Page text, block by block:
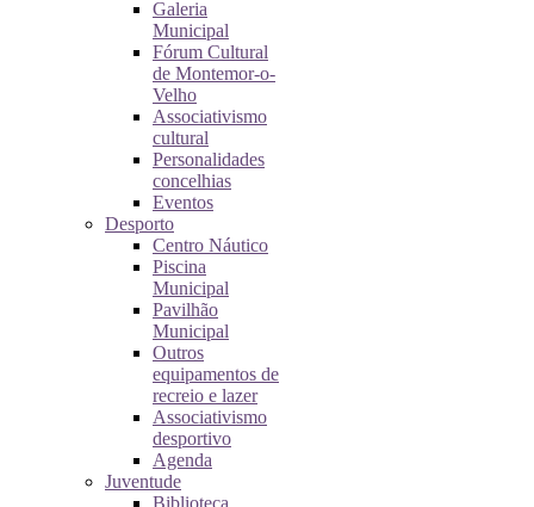
Galeria
Municipal
Fórum Cultural
de Montemor-o-
Velho
Associativismo
cultural
Personalidades
concelhias
Eventos
Desporto
Centro Náutico
Piscina
Municipal
Pavilhão
Municipal
Outros
equipamentos de
recreio e lazer
Associativismo
desportivo
Agenda
Juventude
Biblioteca